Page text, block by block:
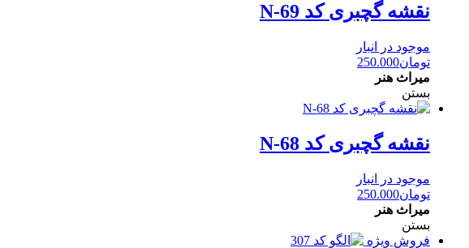
نقشه گچبری کد N-69
موجود در انبار
تومان250.000
میراث هنر
بستن
نقشه گچبری کد N-68
موجود در انبار
تومان250.000
میراث هنر
بستن
فروش ویژه